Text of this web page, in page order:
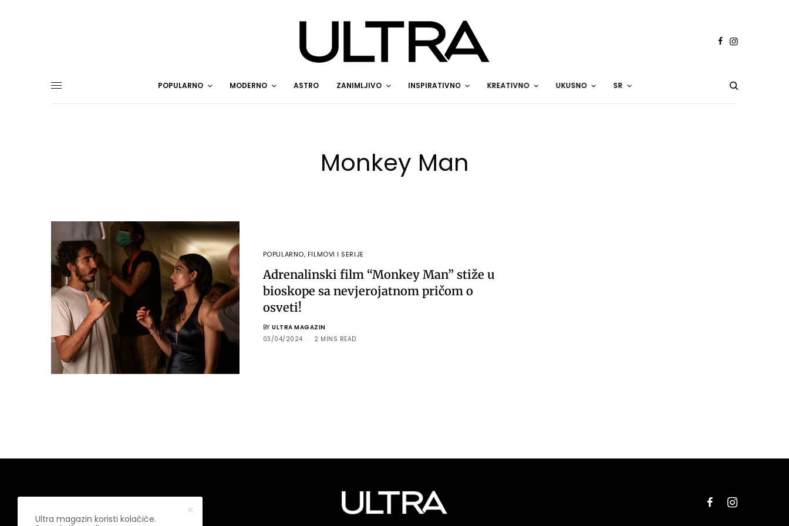
POPULARNO MODERNO ASTRO ZANIMLJIVO INSPIRATIVNO KREATIVNO UKUSNO SR
Monkey Man
POPULARNO, FILMOVI I SERIJE
Adrenalinski film “Monkey Man” stiže u
bioskope sa nevjerojatnom pričom o
osveti!
BY ULTRA MAGAZIN
03/04/2024
2 MINS READ
Ultra magazin koristi kolačiće.